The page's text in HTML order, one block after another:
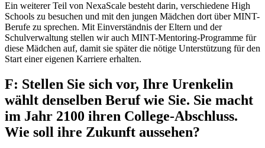
Ein weiterer Teil von NexaScale besteht darin, verschiedene High
Schools zu besuchen und mit den jungen Mädchen dort über MINT-
Berufe zu sprechen. Mit Einverständnis der Eltern und der
Schulverwaltung stellen wir auch MINT-Mentoring-Programme für
diese Mädchen auf, damit sie später die nötige Unterstützung für den
Start einer eigenen Karriere erhalten.
F: Stellen Sie sich vor, Ihre Urenkelin
wählt denselben Beruf wie Sie. Sie macht
im Jahr 2100 ihren College-Abschluss.
Wie soll ihre Zukunft aussehen?